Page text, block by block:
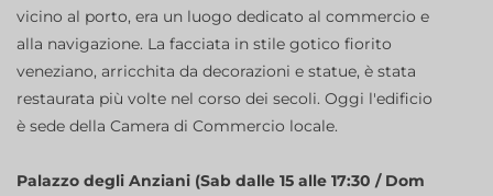
vicino al porto, era un luogo dedicato al commercio e
alla navigazione. La facciata in stile gotico fiorito
veneziano, arricchita da decorazioni e statue, è stata
restaurata più volte nel corso dei secoli. Oggi l'edificio
è sede della Camera di Commercio locale.
Palazzo degli Anziani (Sab dalle 15 alle 17:30 / Dom